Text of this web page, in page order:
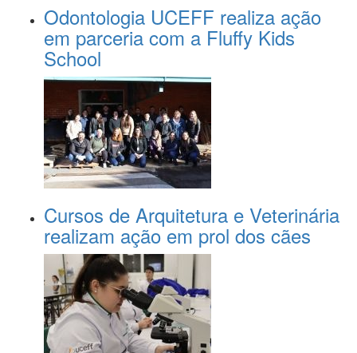
Odontologia UCEFF realiza ação
em parceria com a Fluffy Kids
School
Cursos de Arquitetura e Veterinária
realizam ação em prol dos cães